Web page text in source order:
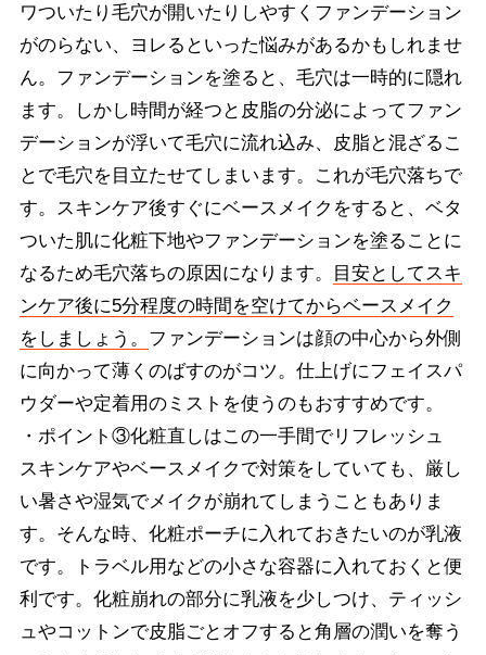
ワついたり毛穴が開いたりしやすくファンデーション
がのらない、ヨレるといった悩みがあるかもしれませ
ん。ファンデーションを塗ると、毛穴は一時的に隠れ
ます。しかし時間が経つと皮脂の分泌によってファン
デーションが浮いて毛穴に流れ込み、皮脂と混ざるこ
とで毛穴を目立たせてしまいます。これが毛穴落ちで
す。スキンケア後すぐにベースメイクをすると、ベタ
ついた肌に化粧下地やファンデーションを塗ることに
なるため毛穴落ちの原因になります。
目安としてスキ
ンケア後に5分程度の時間を空けてからベースメイク
をしましょう。 ファンデーションは顔の中心から外側
に向かって薄くのばすのがコツ。仕上げにフェイスパ
ウダーや定着用のミストを使うのもおすすめです。
・ポイント③化粧直しはこの一手間でリフレッシュ
スキンケアやベースメイクで対策をしていても、厳し
い暑さや湿気でメイクが崩れてしまうこともありま
す。そんな時、化粧ポーチに入れておきたいのが乳液
です。トラベル用などの小さな容器に入れておくと便
利です。化粧崩れの部分に乳液を少しつけ、ティッシ
ュやコットンで皮脂ごとオフすると角層の潤いを奪う